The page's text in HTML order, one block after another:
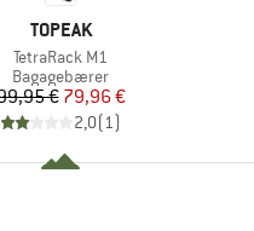
MÆRKE
TOPEAK
Artikel
TetraRack M1
Produktgruppe
Bagagebærer
Pris
€Nedsat pris
79,96 €
2,0(1)